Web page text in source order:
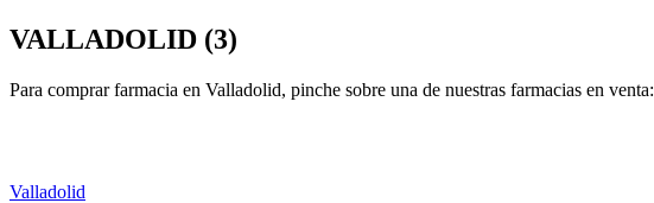
VALLADOLID (3)
Para comprar farmacia en Valladolid, pinche sobre una de nuestras farmacias en venta:
Valladolid